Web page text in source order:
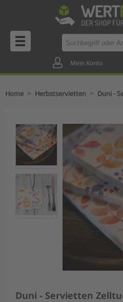
Mein Konto
Home > Herbstservietten >
Duni - Servietten